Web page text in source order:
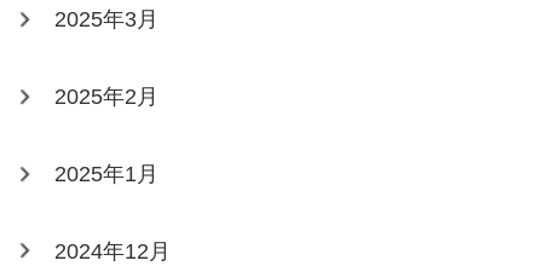
2025年3月
2025年2月
2025年1月
2024年12月